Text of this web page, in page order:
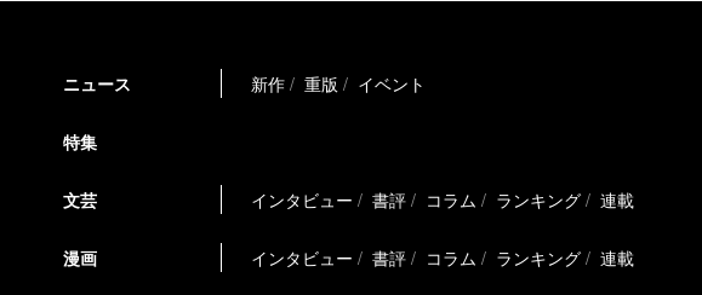
ニュース 新作 重版 イベント
特集
文芸 インタビュー 書評 コラム ランキング 連載
漫画 インタビュー 書評 コラム ランキング 連載